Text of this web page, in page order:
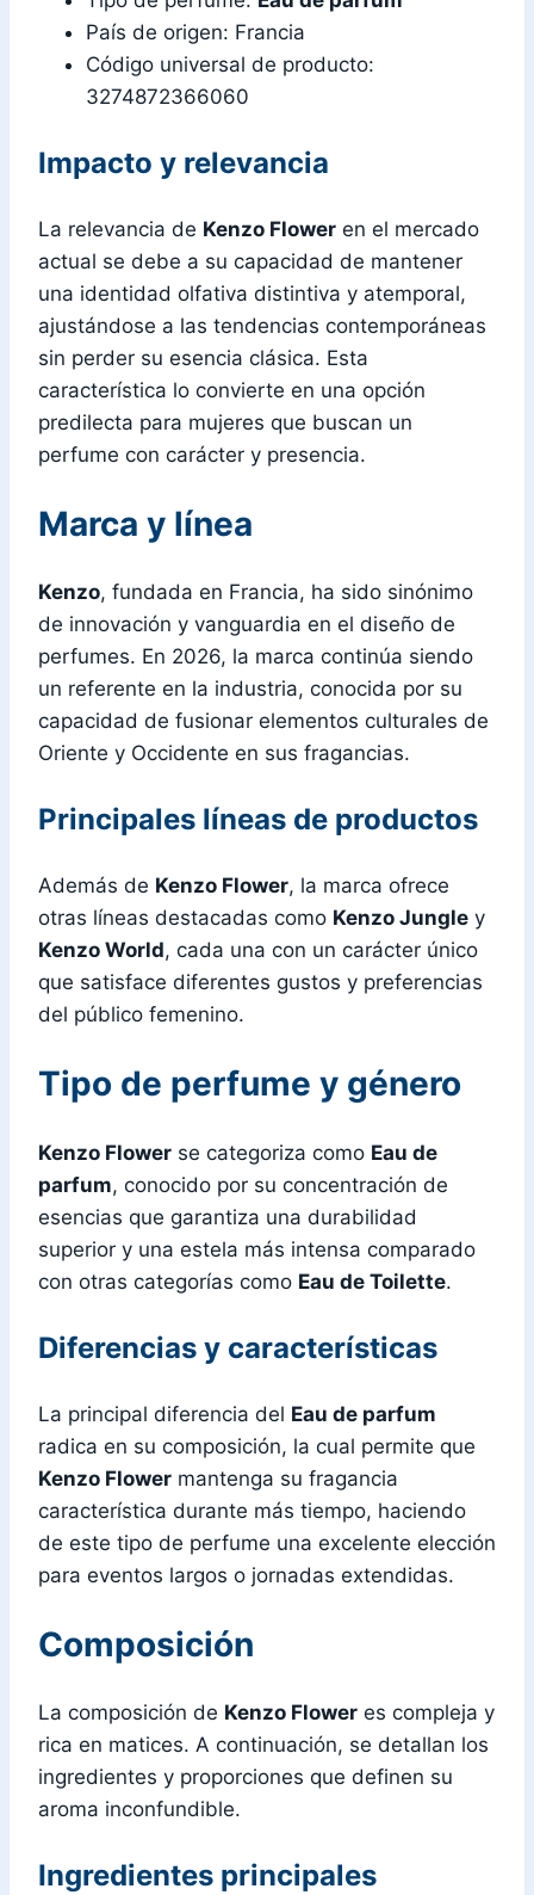
País de origen: Francia
Código universal de producto:
3274872366060
Impacto y relevancia
La relevancia de Kenzo Flower en el mercado
actual se debe a su capacidad de mantener
una identidad olfativa distintiva y atemporal,
ajustándose a las tendencias contemporáneas
sin perder su esencia clásica. Esta
característica lo convierte en una opción
predilecta para mujeres que buscan un
perfume con carácter y presencia.
Marca y línea
Kenzo, fundada en Francia, ha sido sinónimo
de innovación y vanguardia en el diseño de
perfumes. En 2026, la marca continúa siendo
un referente en la industria, conocida por su
capacidad de fusionar elementos culturales de
Oriente y Occidente en sus fragancias.
Principales líneas de productos
Además de Kenzo Flower, la marca ofrece
otras líneas destacadas como Kenzo Jungle y
Kenzo World, cada una con un carácter único
que satisface diferentes gustos y preferencias
del público femenino.
Tipo de perfume y género
Kenzo Flower se categoriza como Eau de
parfum, conocido por su concentración de
esencias que garantiza una durabilidad
superior y una estela más intensa comparado
con otras categorías como Eau de Toilette.
Diferencias y características
La principal diferencia del Eau de parfum
radica en su composición, la cual permite que
Kenzo Flower mantenga su fragancia
característica durante más tiempo, haciendo
de este tipo de perfume una excelente elección
para eventos largos o jornadas extendidas.
Composición
La composición de Kenzo Flower es compleja y
rica en matices. A continuación, se detallan los
ingredientes y proporciones que definen su
aroma inconfundible.
Ingredientes principales